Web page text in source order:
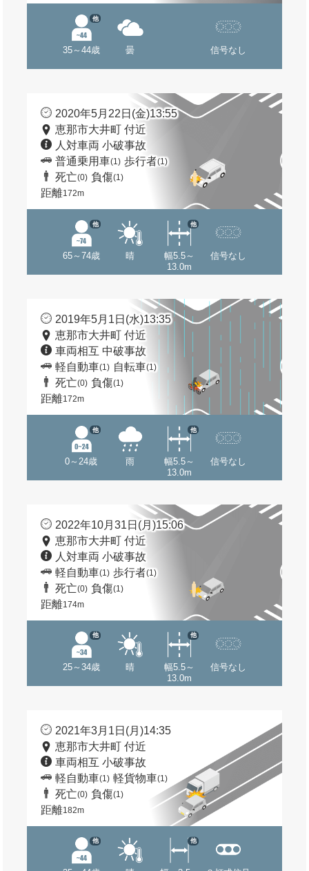
35～44歳
他
曇 信号なし
2020年5月22日(金)13:55
恵那市大井町 付近
人対車両 小破事故
普通乗用車(1) 歩行者(1)
死亡(0) 負傷(1)
距離172m
65～74歳
他
晴
幅5.5～
13.0m
他
信号なし
2019年5月1日(水)13:35
恵那市大井町 付近
車両相互 中破事故
軽自動車(1) 自転車(1)
死亡(0) 負傷(1)
距離172m
0～24歳
他
雨
幅5.5～
13.0m
他
信号なし
2022年10月31日(月)15:06
恵那市大井町 付近
人対車両 小破事故
軽自動車(1) 歩行者(1)
死亡(0) 負傷(1)
距離174m
25～34歳
他
晴
幅5.5～
13.0m
他
信号なし
2021年3月1日(月)14:35
恵那市大井町 付近
車両相互 小破事故
軽自動車(1) 軽貨物車(1)
死亡(0) 負傷(1)
距離182m
他 他